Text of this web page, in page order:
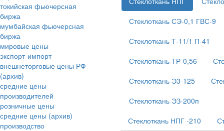
токийская фьючерсная
биржа
мумбайская фьючерсная
биржа
мировые цены
экспорт-импорт
внешнеторговые цены РФ
(архив)
средние цены
производителей
розничные цены
средние цены (архив)
производство
Стеклоткань СЭ-0,1 ГВС-9
Стеклоткань Т-11/1 П-41
Стеклоткань ТР-0,56
Стеклоткань Э3-125
Стеклоткань ЭЗ-200п
Стеклоткань НПГ -210